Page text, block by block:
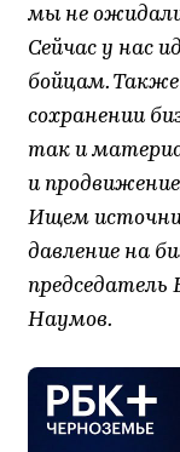
мы не
Сейчас у нас
бойцам.
сохранении
так и
и
Ищем
давление на
председатель
Наумов.